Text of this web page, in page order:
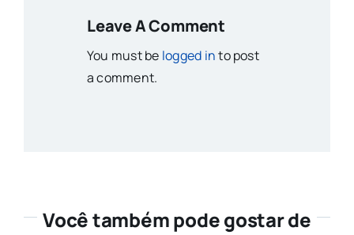
Leave A Comment
You must be logged into post
a comment.
Você também pode gostar de